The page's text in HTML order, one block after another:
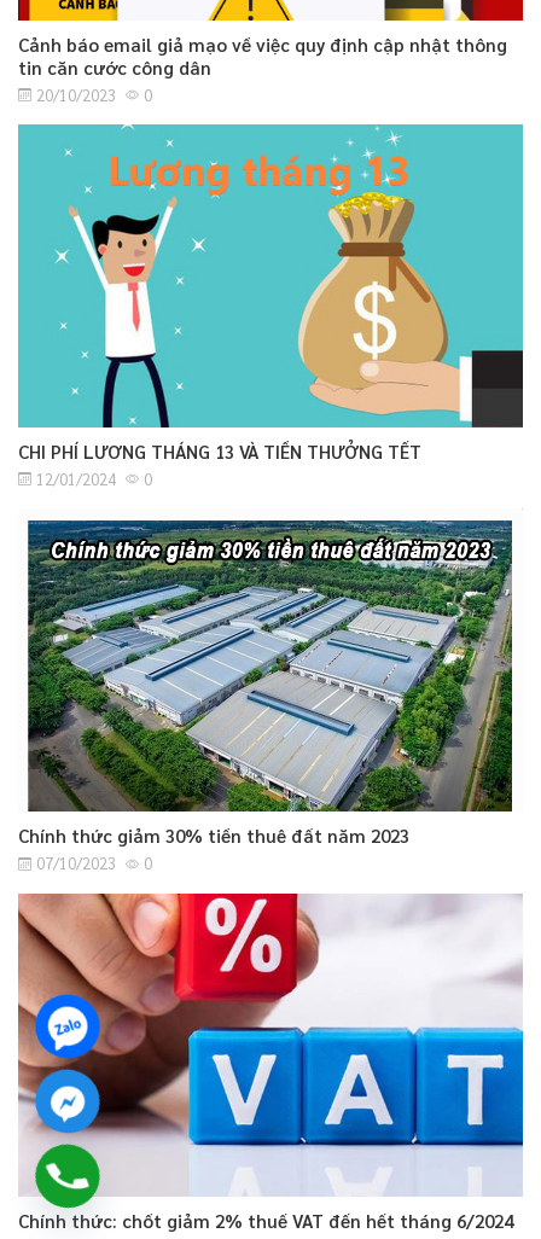
Cảnh báo email giả mạo về việc quy định cập nhật thông
tin căn cước công dân
20/10/2023 0
CHI PHÍ LƯƠNG THÁNG 13 VÀ TIỀN THƯỞNG TẾT
12/01/2024 0
Chính thức giảm 30% tiền thuê đất năm 2023
07/10/2023 0
Chính thức: chốt giảm 2% thuế VAT đến hết tháng 6/2024